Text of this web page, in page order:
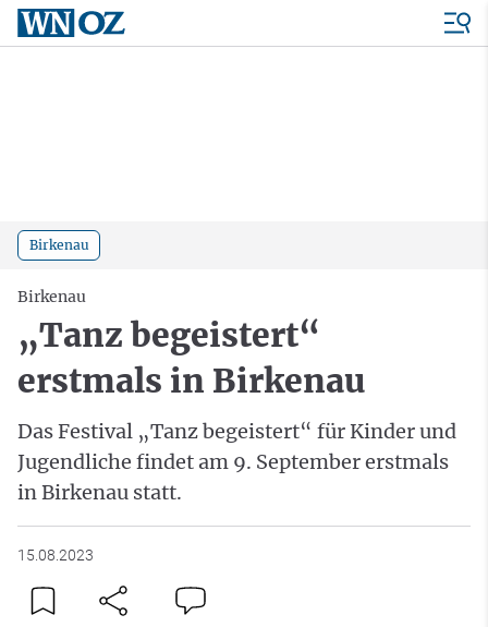
Birkenau
Birkenau
„Tanz begeistert“
erstmals in Birkenau
Das Festival „Tanz begeistert“ für Kinder und
Jugendliche findet am 9. September erstmals
in Birkenau statt.
15.08.2023